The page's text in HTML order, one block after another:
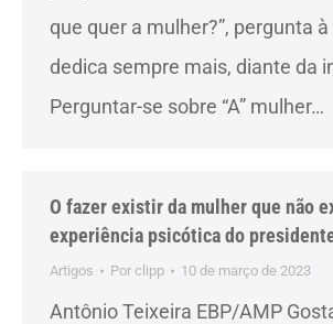
que quer a mulher?”, pergunta
dedica sempre mais, diante da
Perguntar-se sobre “A” mulher…
O fazer existir da mulher que não
experiência psicótica do
Artigos Por clipp 10 de março de 2023
Antônio Teixeira EBP/AMP